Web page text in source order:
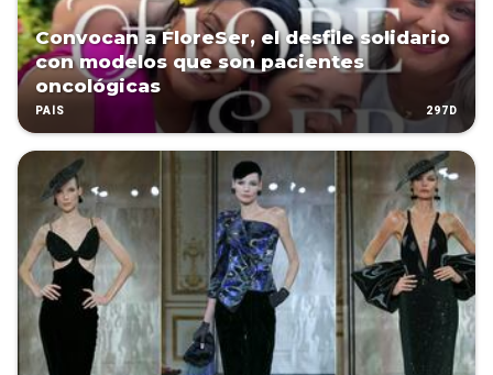
Convocan a FloreSer, el desfile solidario
con modelos que son pacientes
oncológicas
PAÍS 297D